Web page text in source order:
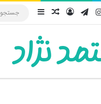
اینستاگرام
تلگرامورودنوشته تصادفی
سایدبار
نژاد
پوسته